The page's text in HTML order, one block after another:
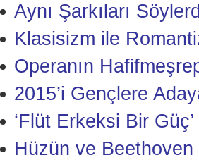
Aynı Şarkıları
Klasisizm ile
Operanın
2015’i Gençlere
‘Flüt Erkeksi Bir Güç’
Hüzün ve Beethoven